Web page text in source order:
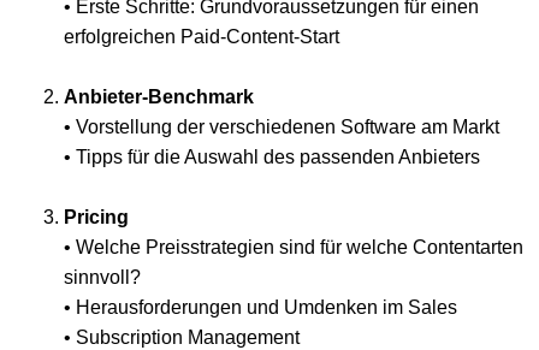
• Erste Schritte: Grundvoraussetzungen für einen
erfolgreichen Paid-Content-Start
Anbieter-Benchmark
• Vorstellung der verschiedenen Software am Markt
• Tipps für die Auswahl des passenden Anbieters
Pricing
• Welche Preisstrategien sind für welche Contentarten
sinnvoll?
• Herausforderungen und Umdenken im Sales
• Subscription Management